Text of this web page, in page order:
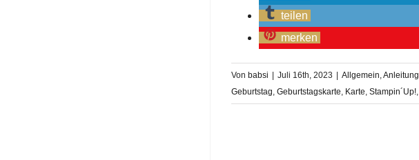
teilen
merken
Von babsi | Juli 16th, 2023 | Allgemein,Anleitung
Geburtstag, Geburtstagskarte, Karte, Stampin´Up!,